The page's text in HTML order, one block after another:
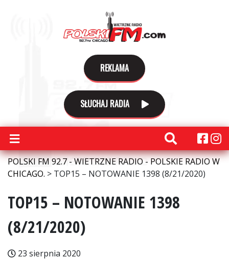
REKLAMA
SŁUCHAJ RADIA
POLSKI FM 92.7 - WIETRZNE RADIO - POLSKIE RADIO W
CHICAGO. > TOP15 – NOTOWANIE 1398 (8/21/2020)
TOP15 – NOTOWANIE 1398
(8/21/2020)
23 sierpnia 2020